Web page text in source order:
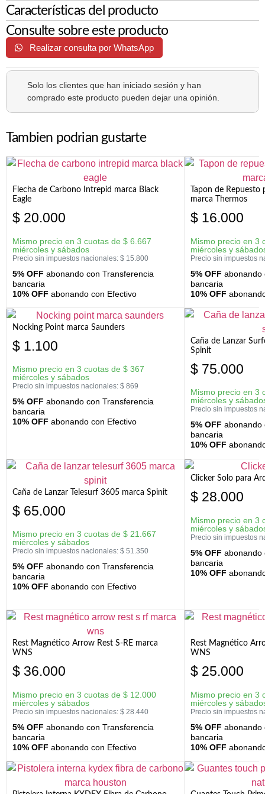
Características del producto
Consulte sobre este producto
Realizar consulta por WhatsApp
Solo los clientes que han iniciado sesión y han
comprado este producto pueden dejar una opinión.
Tambien podrian gustarte
Flecha de Carbono Intrepid marca Black
Eagle
$ 20.000
Mismo precio en 3 cuotas de $ 6.667
miércoles y sábados
Precio sin impuestos nacionales: $ 15.800
5% OFF abonando con Transferencia
bancaria
10% OFF abonando con Efectivo
Tapon de Repuesto
marca Thermos
$ 16.000
Mismo precio en 3
miércoles y
Precio sin impuestos
5% OFF abonando
bancaria
10% OFF
Nocking Point marca Saunders
$ 1.100
Mismo precio en 3 cuotas de $ 367
miércoles y sábados
Precio sin impuestos nacionales: $ 869
5% OFF abonando con Transferencia
bancaria
10% OFF abonando con Efectivo
Caña de Lanzar
Spinit
$ 75.000
Mismo precio en 3
miércoles y
Precio sin impuestos
5% OFF abonando
bancaria
10% OFF
Caña de Lanzar Telesurf 3605 marca Spinit
$ 65.000
Mismo precio en 3 cuotas de $ 21.667
miércoles y sábados
Precio sin impuestos nacionales: $ 51.350
5% OFF abonando con Transferencia
bancaria
10% OFF abonando con Efectivo
Clicker Solo para
$ 28.000
Mismo precio en 3
miércoles y
Precio sin impuestos
5% OFF abonando
bancaria
10% OFF
Rest Magnético Arrow Rest S-RE marca
WNS
$ 36.000
Mismo precio en 3 cuotas de $ 12.000
miércoles y sábados
Precio sin impuestos nacionales: $ 28.440
5% OFF abonando con Transferencia
bancaria
10% OFF abonando con Efectivo
Rest Magnético
WNS
$ 25.000
Mismo precio en 3
miércoles y
Precio sin impuestos
5% OFF abonando
bancaria
10% OFF